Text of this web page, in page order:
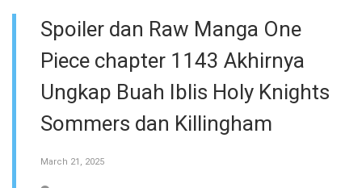
Spoiler dan Raw Manga One
Piece chapter 1143 Akhirnya
Ungkap Buah Iblis Holy Knights
Sommers dan Killingham
March 21, 2025